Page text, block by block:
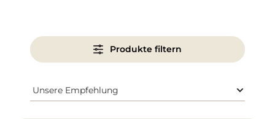
Produkte filtern